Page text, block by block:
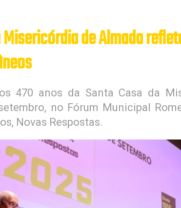
de Almada
470 anos da Santa Casa da
no Fórum Municipal
Novas Respostas.